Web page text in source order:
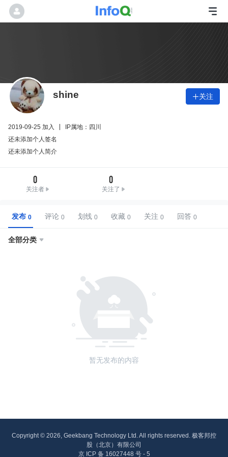
shine 关注
2019-09-25 加入
IP属地：四川
还未添加个人签名
还未添加个人简介
0
关注者
0
关注了
发布 评论 划线 收藏 关注 回答
全部分类 
暂无发布的内容
Copyright © 2026, Geekbang Technology Ltd. All rights reserved. 极客邦控
股（北京）有限公司
京 ICP 备 16027448 号 - 5